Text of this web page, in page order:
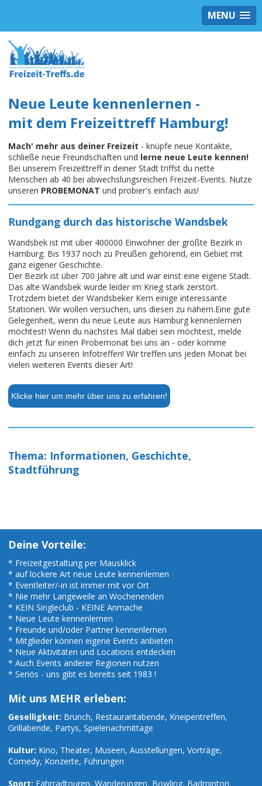
MENU
Neue Leute kennenlernen -
mit dem Freizeittreff Hamburg!
Mach' mehr aus deiner Freizeit - knüpfe neue Kontakte,
schließe neue Freundschaften und lerne neue Leute kennen!
Bei unserem Freizeittreff in deiner Stadt triffst du nette
Menschen ab 40 bei abwechslungsreichen Freizeit-Events. Nutze
unseren PROBEMONAT und probier's einfach aus!
Rundgang durch das historische Wandsbek
Wandsbek ist mit über 400000 Einwohner der größte Bezirk in
Hamburg. Bis 1937 noch zu Preußen gehörend, ein Gebiet mit
ganz eigener Geschichte.
Der Bezirk ist über 700 Jahre alt und war einst eine eigene Stadt.
Das alte Wandsbek wurde leider im Krieg stark zerstört.
Trotzdem bietet der Wandsbeker Kern einige interessante
Stationen. Wir wollen versuchen, uns diesen zu nähern.Eine gute
Gelegenheit, wenn du neue Leute aus Hamburg kennenlernen
möchtest! Wenn du nächstes Mal dabei sein möchtest, melde
dich jetzt für einen Probemonat bei uns an - oder komme
einfach zu unseren Infotreffen! Wir treffen uns jeden Monat bei
vielen weiteren Events dieser Art!
Klicke hier um mehr über uns zu erfahren!
Thema: Informationen, Geschichte,
Stadtführung
Deine Vorteile:
* Freizeitgestaltung per Mausklick
* auf lockere Art neue Leute kennenlernen
* Eventleiter/-in ist immer mit vor Ort
* Nie mehr Langeweile an Wochenenden
* KEIN Singleclub - KEINE Anmache
* Neue Leute kennenlernen
* Freunde und/oder Partner kennenlernen
* Mitglieder können eigene Events anbieten
* Neue Aktivitäten und Locations entdecken
* Auch Events anderer Regionen nutzen
* Seriös - uns gibt es bereits seit 1983 !
Mit uns MEHR erleben:
Geselligkeit: Brunch, Restaurantabende, Kneipentreffen,
Grillabende, Partys, Spielenachmittage
Kultur: Kino, Theater, Museen, Ausstellungen, Vorträge,
Comedy, Konzerte, Führungen
Sport: Fahrradtouren, Wanderungen, Bowling, Badminton,